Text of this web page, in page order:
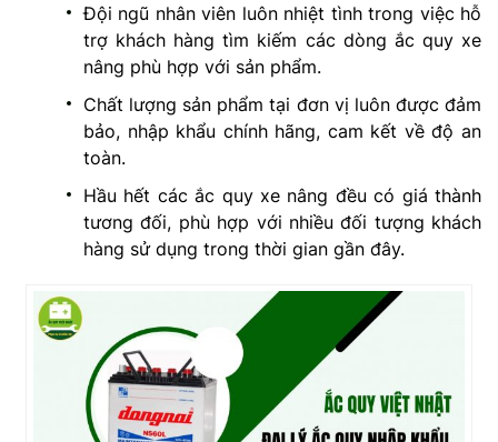
Đội ngũ nhân viên luôn nhiệt tình trong việc hỗ
trợ khách hàng tìm kiếm các dòng ắc quy xe
nâng phù hợp với sản phẩm.
Chất lượng sản phẩm tại đơn vị luôn được đảm
bảo, nhập khẩu chính hãng, cam kết về độ an
toàn.
Hầu hết các ắc quy xe nâng đều có giá thành
tương đối, phù hợp với nhiều đối tượng khách
hàng sử dụng trong thời gian gần đây.